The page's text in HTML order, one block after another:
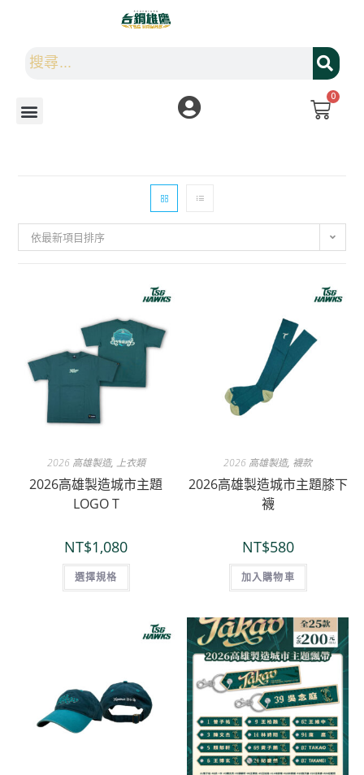
0
依最新項目排序
2026 高雄製造, 上衣類
2026高雄製造城市主題
LOGO T
NT$1,080
選擇規格
2026 高雄製造, 襪款
2026高雄製造城市主題膝下
襪
NT$580
加入購物車